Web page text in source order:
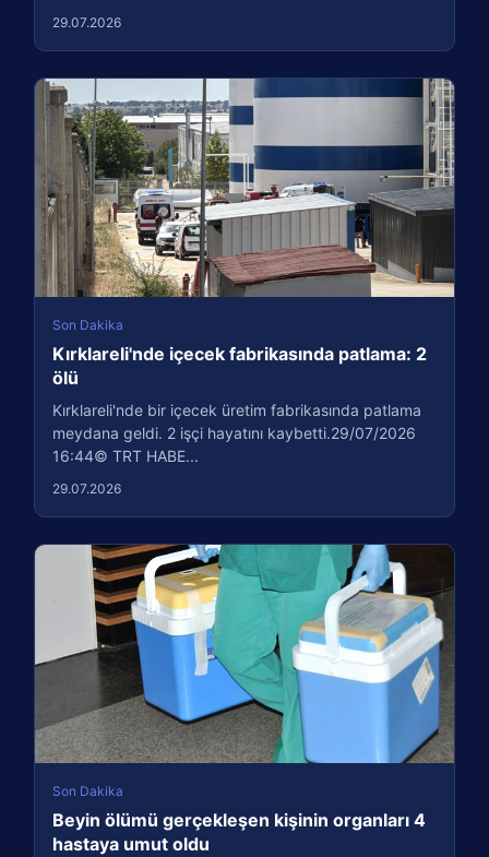
29.07.2026
Son Dakika
Kırklareli'nde içecek fabrikasında patlama: 2
ölü
Kırklareli'nde bir içecek üretim fabrikasında patlama
meydana geldi. 2 işçi hayatını kaybetti.29/07/2026
16:44© TRT HABE...
29.07.2026
Son Dakika
Beyin ölümü gerçekleşen kişinin organları 4
hastaya umut oldu